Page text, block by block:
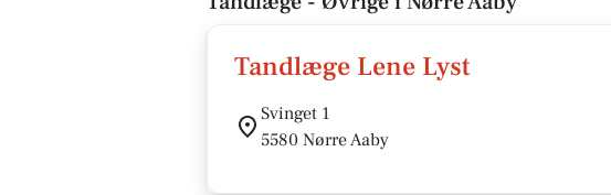
Tandlæge Lene Lyst
Svinget 1
5580 Nørre Aaby